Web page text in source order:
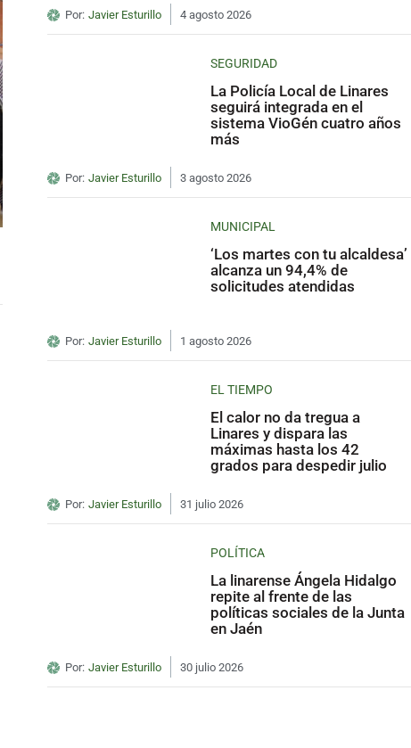
Por: Javier Esturillo 4 agosto 2026
SEGURIDAD
La Policía Local de Linares
seguirá integrada en el
sistema VioGén cuatro años
más
Por: Javier Esturillo 3 agosto 2026
MUNICIPAL
‘Los martes con tu alcaldesa’
alcanza un 94,4% de
solicitudes atendidas
Por: Javier Esturillo 1 agosto 2026
EL TIEMPO
El calor no da tregua a
Linares y dispara las
máximas hasta los 42
grados para despedir julio
Por: Javier Esturillo 31 julio 2026
POLÍTICA
La linarense Ángela Hidalgo
repite al frente de las
políticas sociales de la Junta
en Jaén
Por: Javier Esturillo 30 julio 2026